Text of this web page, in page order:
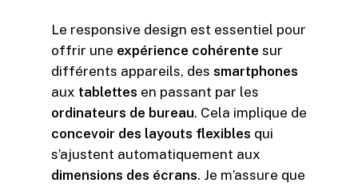
Le responsive design est essentiel pour
offrir une expérience cohérente sur
différents appareils, des smartphones
aux tablettes en passant par les
ordinateurs de bureau. Cela implique de
concevoir des layouts flexibles qui
s’ajustent automatiquement aux
dimensions des écrans. Je m’assure que